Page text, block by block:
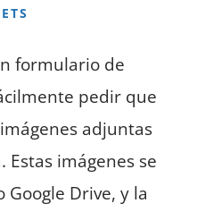
formulario de
pedir que
adjuntas
Estas imágenes se
Drive, y la